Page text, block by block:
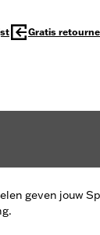
Gratis
geven jouw